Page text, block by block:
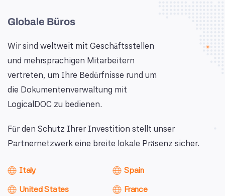
Globale Büros
Wir sind weltweit mit Geschäftsstellen
und mehrsprachigen Mitarbeitern
vertreten, um Ihre Bedürfnisse rund um
die Dokumentenverwaltung mit
LogicalDOC zu bedienen.
Für den Schutz Ihrer Investition stellt unser
Partnernetzwerk eine breite lokale Präsenz sicher.
Italy
United States
Spain
France